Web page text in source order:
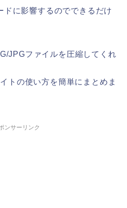
ドに影響するのでできるだけ
JPGファイルを圧縮してくれ
トの使い方を簡単にまとめま
ンサーリンク